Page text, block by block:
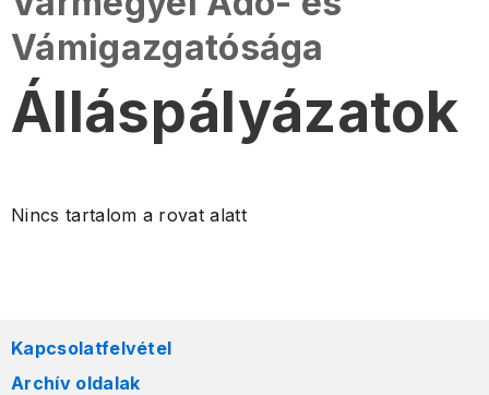
Vámigazgatósága
Álláspályázatok
Nincs tartalom a rovat alatt
Kapcsolatfelvétel
Archív oldalak